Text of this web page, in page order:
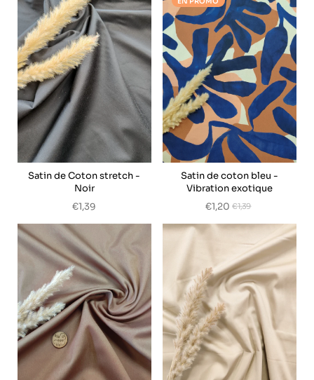
Satin de Coton stretch -
Noir
€1,39
Satin de coton bleu -
Vibration exotique
€1,20 €1,39